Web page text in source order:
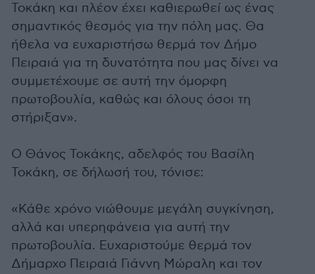
Τοκάκη και πλέον έχει καθιερωθεί ως ένας
σημαντικός θεσμός για την πόλη μας. Θα
ήθελα να ευχαριστήσω θερμά τον Δήμο
Πειραιά για τη δυνατότητα που μας δίνει να
συμμετέχουμε σε αυτή την όμορφη
πρωτοβουλία, καθώς και όλους όσοι τη
στήριξαν».
Ο Θάνος Τοκάκης, αδελφός του Βασίλη
Τοκάκη, σε δήλωσή του, τόνισε:
«Κάθε χρόνο νιώθουμε μεγάλη συγκίνηση,
αλλά και υπερηφάνεια για αυτή την
πρωτοβουλία. Ευχαριστούμε θερμά τον
Δήμαρχο Πειραιά Γιάννη Μώραλη και τον